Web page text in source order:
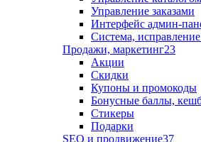
Управление заказами
Интерфейс админ-
Система,
Продажи, маркетинг23
Акции
Скидки
Купоны и промокоды
Бонусные баллы,
Стикеры
Подарки
SEO и продвижение37